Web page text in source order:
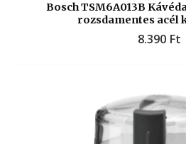
Bosch TSM6A013B
rozsdamentes acél
8.390 Ft